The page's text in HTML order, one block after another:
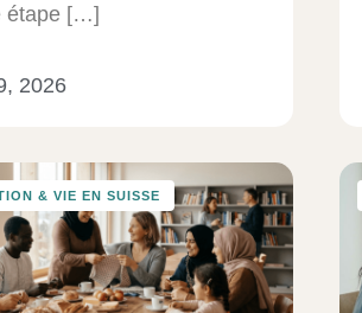
étape […]
2026
& VIE EN SUISSE